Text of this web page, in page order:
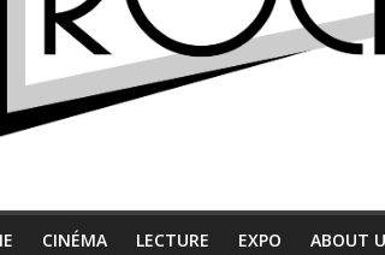
CINÉMA LECTURE EXPO ABOUT